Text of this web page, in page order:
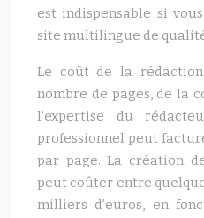
est indispensable si
site multilingue de
Le coût de la
nombre de pages, de la
l’expertise du
professionnel peut
par page. La création
peut coûter entre
milliers d’euros, en